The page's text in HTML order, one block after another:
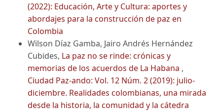
(2022): Educación, Arte y Cultura: aportes y
abordajes para la construcción de paz en
Colombia
Wilson Díaz Gamba, Jairo Andrés Hernández
Cubides, La paz no se rinde: crónicas y
memorias de los acuerdos de La Habana ,
Ciudad Paz-ando: Vol. 12 Núm. 2 (2019): julio-
diciembre. Realidades colombianas, una mirada
desde la historia, la comunidad y la cátedra